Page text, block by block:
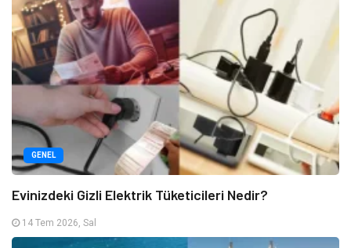
GENEL
Evinizdeki Gizli Elektrik Tüketicileri Nedir?
14 Tem 2026, Sal